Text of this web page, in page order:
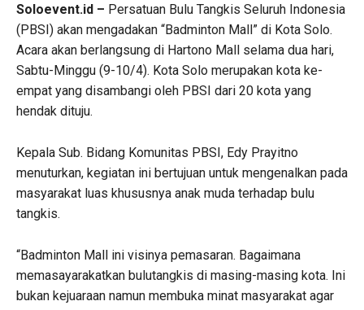
Soloevent.id – Persatuan Bulu Tangkis Seluruh Indonesia
(PBSI) akan mengadakan “Badminton Mall” di Kota Solo.
Acara akan berlangsung di Hartono Mall selama dua hari,
Sabtu-Minggu (9-10/4). Kota Solo merupakan kota ke-
empat yang disambangi oleh PBSI dari 20 kota yang
hendak dituju.
Kepala Sub. Bidang Komunitas PBSI, Edy Prayitno
menuturkan, kegiatan ini bertujuan untuk mengenalkan pada
masyarakat luas khususnya anak muda terhadap bulu
tangkis.
“Badminton Mall ini visinya pemasaran. Bagaimana
memasayarakatkan bulutangkis di masing-masing kota. Ini
bukan kejuaraan namun membuka minat masyarakat agar